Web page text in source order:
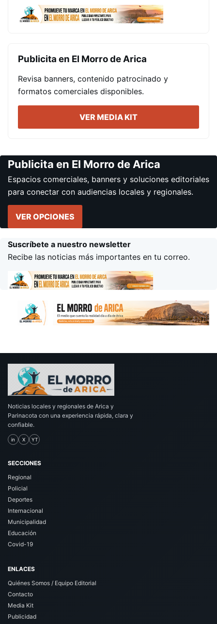
Publicita en El Morro de Arica
Revisa banners, contenido patrocinado y
formatos comerciales disponibles.
VER MEDIA KIT
Publicita en El Morro de Arica
Espacios comerciales, banners y soluciones editoriales
para conectar con audiencias locales y regionales.
VER OPCIONES
Suscríbete a nuestro newsletter
Recibe las noticias más importantes en tu correo.
Noticias locales y regionales de Arica y
Parinacota con una experiencia rápida, clara y
confiable.
in X YT
SECCIONES
Regional
Policial
Deportes
Internacional
Municipalidad
Educación
Covid-19
ENLACES
Quiénes Somos / Equipo Editorial
Contacto
Media Kit
Publicidad